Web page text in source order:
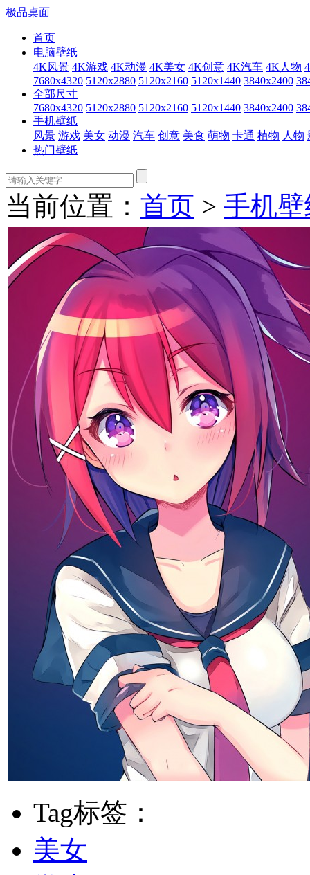
极品桌面
首页
电脑壁纸
4K风景 4K游戏 4K动漫 4K美女 4K创意 4K汽车 4K人物
7680x4320 5120x2880 5120x2160 5120x1440 3840x2400
全部尺寸
7680x4320 5120x2880 5120x2160 5120x1440 3840x2400
手机壁纸
风景 游戏 美女 动漫 汽车 创意 美食 萌物 卡通 植物 人物
热门壁纸
当前位置： 首页 > 手机
Tag标签：
美女